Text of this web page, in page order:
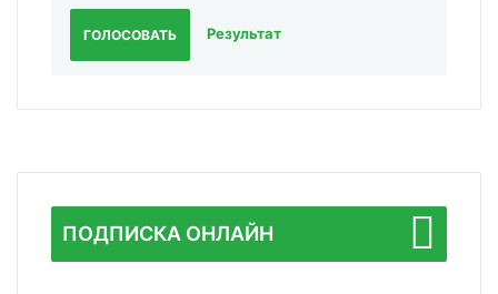
ГОЛОСОВАТЬ Результат
ПОДПИСКА ОНЛАЙН